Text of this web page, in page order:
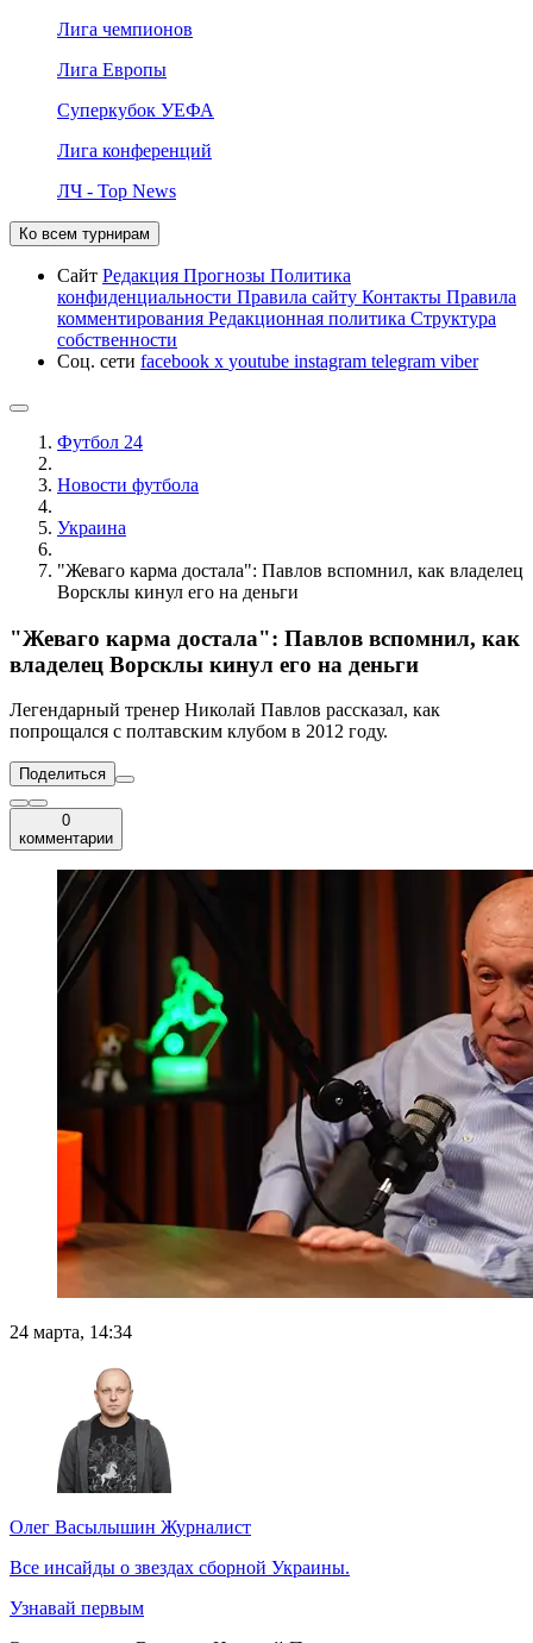
Лига чемпионов
Лига Европы
Суперкубок УЕФА
Лига конференций
ЛЧ - Top News
Ко всем турнирам
Сайт Редакция Прогнозы Политика
конфиденциальности Правила сайту Контакты Правила
комментирования Редакционная политика Структура
собственности
Соц. сети facebook x youtube instagram telegram viber
Футбол 24
Новости футбола
Украина
"Жеваго карма достала": Павлов вспомнил, как владелец
Ворсклы кинул его на деньги
"Жеваго карма достала": Павлов вспомнил, как
владелец Ворсклы кинул его на деньги
Легендарный тренер Николай Павлов рассказал, как
попрощался с полтавским клубом в 2012 году.
Поделиться
0
комментарии
24 марта, 14:34
Олег Васылышин Журналист
Все инсайды о звездах сборной Украины.
Узнавай первым